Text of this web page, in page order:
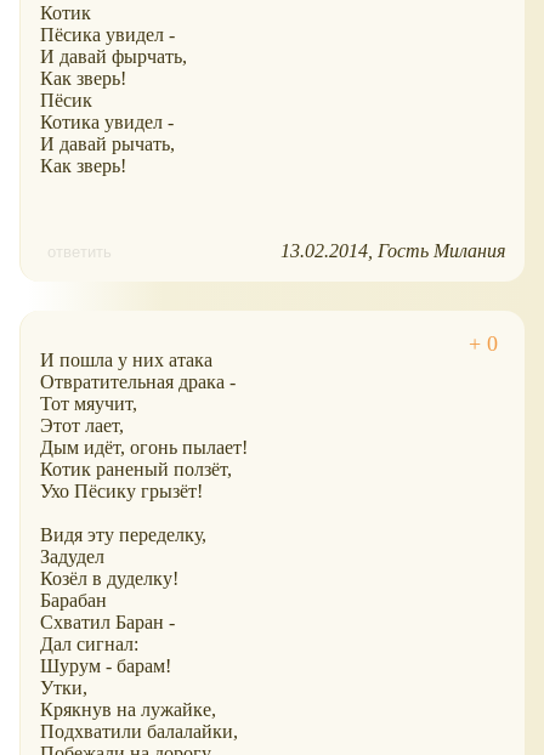
Котик
Пёсика увидел -
И давай фырчать,
Как зверь!
Пёсик
Котика увидел -
И давай рычать,
Как зверь!
ответить 13.02.2014 Гость Милания
И пошла у них атака
Отвратительная драка -
Тот мяучит,
Этот лает,
Дым идёт, огонь пылает!
Котик раненый ползёт,
Ухо Пёсику грызёт!
Видя эту переделку,
Задудел
Козёл в дуделку!
Барабан
Схватил Баран -
Дал сигнал:
Шурум - барам!
Утки,
Крякнув на лужайке,
Подхватили балалайки,